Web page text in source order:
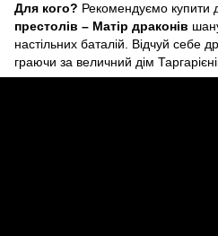
Для кого? Рекомендуємо купити
престолів – Матір драконів
настільних баталій. Відчуй себе
граючи за величний дім